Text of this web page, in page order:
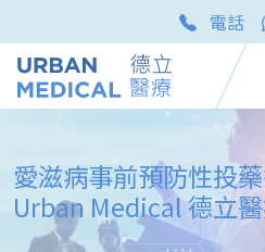
電話
愛滋病事前預防性投藥
Urban Medical 德立